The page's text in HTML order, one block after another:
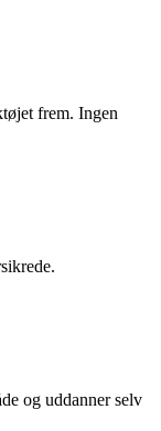
frem. Ingen
og uddanner selv